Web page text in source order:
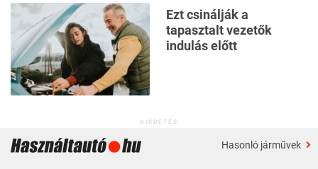
Ezt csinálják a
tapasztalt vezetők
indulás előtt
HIRDETÉS
Hasonló járművek